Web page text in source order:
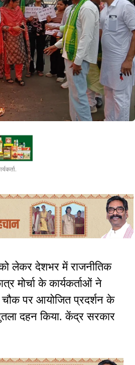
लेकर देशभर में राजनीतिक
मोर्चा के कार्यकर्ताओं ने
चौक पर आयोजित प्रदर्शन के
पुतला दहन किया. केंद्र सरकार